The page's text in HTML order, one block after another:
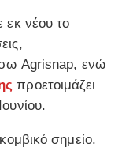
εκ νέου το
Agrisnap, ενώ
προετοιμάζει
σημείο.